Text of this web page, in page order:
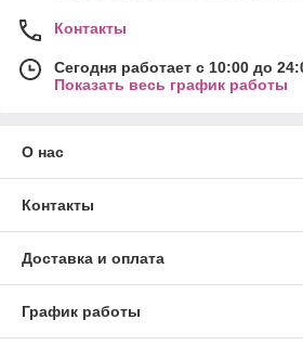
Контакты
Сегодня работает с 10:00 до
Показать весь график работы
О нас
Контакты
Доставка и оплата
График работы